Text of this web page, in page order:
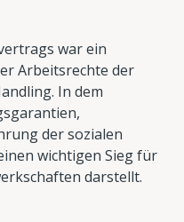
war ein
Arbeitsrechte der
In dem
der sozialen
wichtigen Sieg für
darstellt.